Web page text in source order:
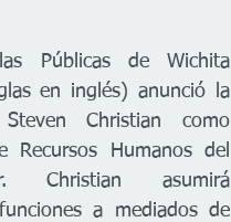
Públicas de Wichita
en inglés) anunció la
Christian como
Recursos Humanos del
Christian asumirá
a mediados de